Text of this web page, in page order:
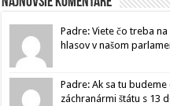
Padre: Viete čo treba
hlasov v našom
Padre: Ak sa tu
záchranármi štátu s 13